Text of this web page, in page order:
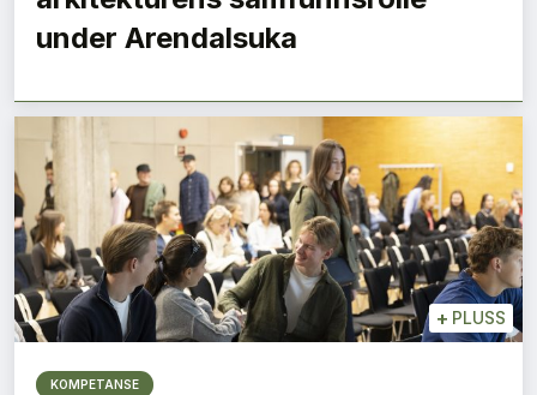
under Arendalsuka
+ PLUSS
KOMPETANSE